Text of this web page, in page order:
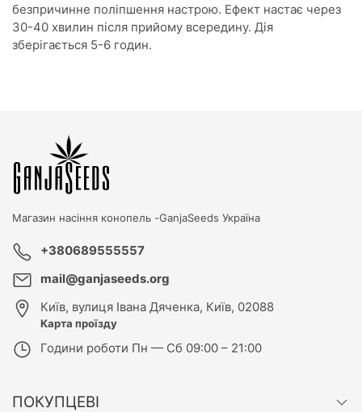
безпричинне поліпшення настрою. Ефект настає через
30-40 хвилин після прийому всередину. Дія
зберігається 5-6 годин.
Магазин насіння конопель -GanjaSeeds Україна
+380689555557
mail@ganjaseeds.org
Київ, вулиця Івана Дяченка, Київ, 02088
Карта проїзду
Години роботи Пн — Сб 09:00 – 21:00
ПОКУПЦЕВІ